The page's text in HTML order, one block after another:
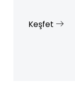
Keşfet